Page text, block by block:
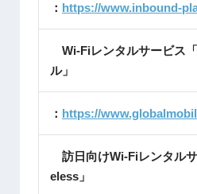
： https://www.inbound-
Wi-Fiレンタルサービス
ル」
： https://
訪日向けWi-Fiレンタル
eless」